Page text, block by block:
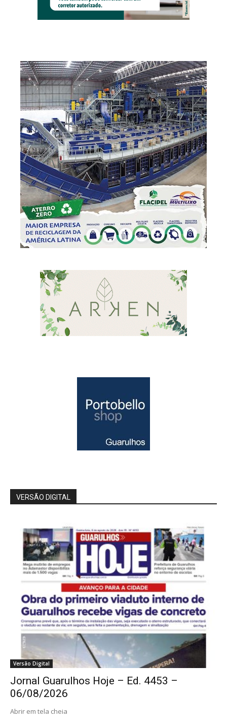
VERSÃO DIGITAL
Versão Digital
Jornal Guarulhos Hoje – Ed. 4453 –
06/08/2026
Abrir em tela cheia